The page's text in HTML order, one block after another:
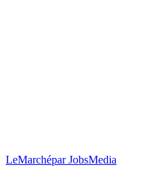
LeMarchépar JobsMedia